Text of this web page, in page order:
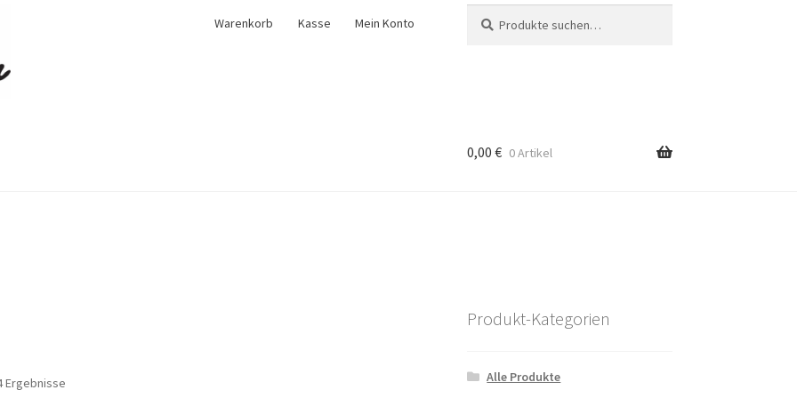
Warenkorb Kasse Mein Konto
nach:
0,00 € 0 Artikel
Ergebnisse
Produkt-Kategorien
Alle Produkte